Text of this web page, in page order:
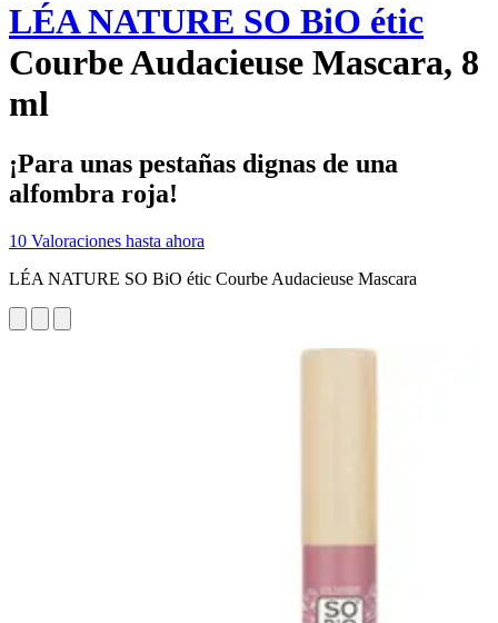
LÉA NATURE SO BiO étic
Courbe Audacieuse Mascara, 8
ml
¡Para unas pestañas dignas de una
alfombra roja!
10 Valoraciones hasta ahora
LÉA NATURE SO BiO étic Courbe Audacieuse Mascara